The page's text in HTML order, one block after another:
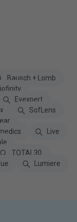
Bausch + Lomb
Eyexpert
SofLens
Live
TOTAL30
Lumiere